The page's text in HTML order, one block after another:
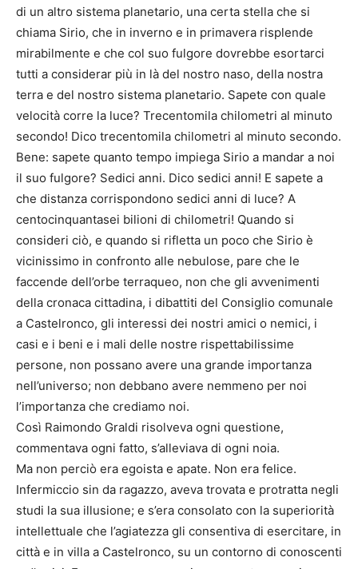
di un altro sistema planetario, una certa stella che si
chiama Sirio, che in inverno e in primavera risplende
mirabilmente e che col suo fulgore dovrebbe esortarci
tutti a considerar più in là del nostro naso, della nostra
terra e del nostro sistema planetario. Sapete con quale
velocità corre la luce? Trecentomila chilometri al minuto
secondo! Dico trecentomila chilometri al minuto secondo.
Bene: sapete quanto tempo impiega Sirio a mandar a noi
il suo fulgore? Sedici anni. Dico sedici anni! E sapete a
che distanza corrispondono sedici anni di luce? A
centocinquantasei bilioni di chilometri! Quando si
consideri ciò, e quando si rifletta un poco che Sirio è
vicinissimo in confronto alle nebulose, pare che le
faccende dell’orbe terraqueo, non che gli avvenimenti
della cronaca cittadina, i dibattiti del Consiglio comunale
a Castelronco, gli interessi dei nostri amici o nemici, i
casi e i beni e i mali delle nostre rispettabilissime
persone, non possano avere una grande importanza
nell’universo; non debbano avere nemmeno per noi
l’importanza che crediamo noi.
Così Raimondo Graldi risolveva ogni questione,
commentava ogni fatto, s’alleviava di ogni noia.
Ma non perciò era egoista e apate. Non era felice.
Infermiccio sin da ragazzo, aveva trovata e protratta negli
studi la sua illusione; e s’era consolato con la superiorità
intellettuale che l’agiatezza gli consentiva di esercitare, in
città e in villa a Castelronco, su un contorno di conoscenti